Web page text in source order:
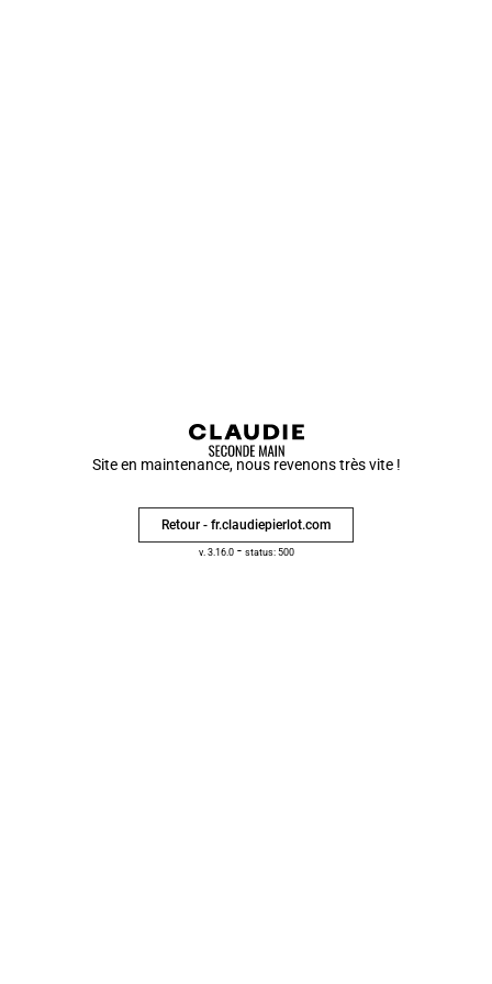
Site en maintenance, nous revenons très vite !
Retour - fr.claudiepierlot.com
v. 3.16.0- status: 500